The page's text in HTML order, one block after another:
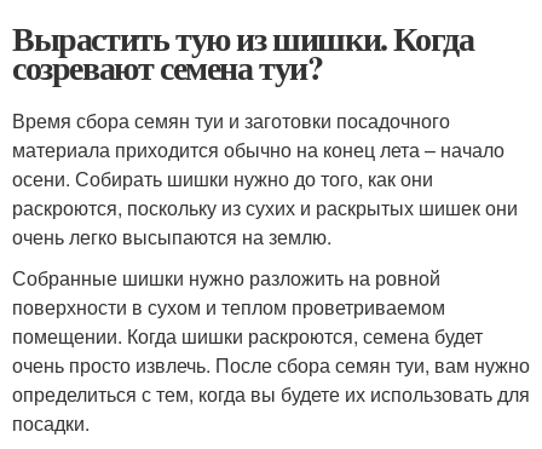
Вырастить тую из шишки. Когда
созревают семена туи?
Время сбора семян туи и заготовки посадочного
материала приходится обычно на конец лета – начало
осени. Собирать шишки нужно до того, как они
раскроются, поскольку из сухих и раскрытых шишек они
очень легко высыпаются на землю.
Собранные шишки нужно разложить на ровной
поверхности в сухом и теплом проветриваемом
помещении. Когда шишки раскроются, семена будет
очень просто извлечь. После сбора семян туи, вам нужно
определиться с тем, когда вы будете их использовать для
посадки.